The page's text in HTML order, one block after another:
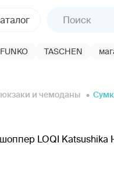
FUNKO TASCHEN
и чемоданы